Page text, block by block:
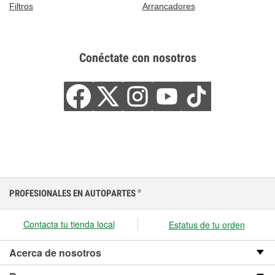
Filtros
Arrancadores
Conéctate con nosotros
PROFESIONALES EN AUTOPARTES ®
Contacta tu tienda local Estatus de tu orden
Acerca de nosotros